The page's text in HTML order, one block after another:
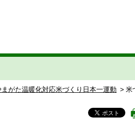
がた温暖化対応米づくり日本一運動 > 米